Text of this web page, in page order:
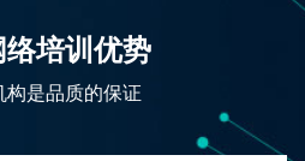
络培训优势
构是品质的保证